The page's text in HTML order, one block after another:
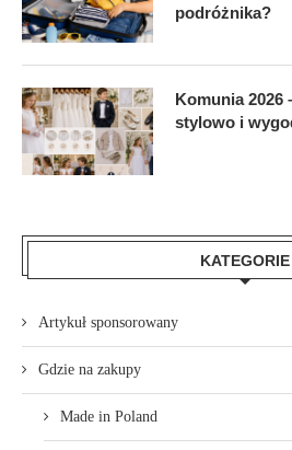
podróżnika?
Komunia 2026
stylowo i
KATEGORIE
Artykuł sponsorowany
Gdzie na zakupy
Made in Poland